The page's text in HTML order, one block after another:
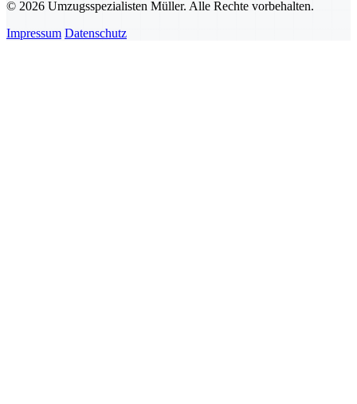
© 2026 Umzugsspezialisten Müller. Alle Rechte vorbehalten.
Impressum Datenschutz